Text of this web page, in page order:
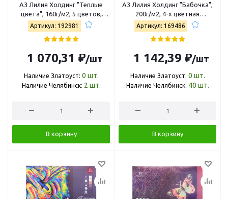
А3 Лилия Холдинг "Теплые
цвета", 160г/м2, 5 цветов,
холст ПЛ-8886
Артикул: 192981
1 070,31 ₽/шт
Наличие Златоуст: 0 шт.
Наличие Челябинск: 2 шт.
В корзину
А3 Лилия Холдинг "Бабочка",
200г/м2, 4-х цветная
тонированная ПБ/А3
Артикул: 169486
1 142,39 ₽/шт
Наличие Златоуст: 0 шт.
Наличие Челябинск: 40 шт.
В корзину